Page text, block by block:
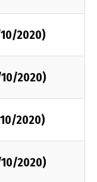
2020)
2020)
2020)
2020)